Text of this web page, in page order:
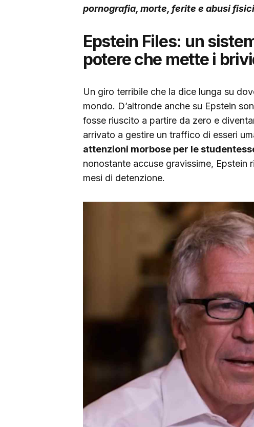
pornografia, morte, ferite e abusi fisici
Epstein Files: un
potere che mette i
Un giro terribile che la dice lunga su
mondo. D’altronde anche su Epstein
fosse riuscito a partire da zero e
arrivato a gestire un traffico di esseri
attenzioni morbose per le
nonostante accuse gravissime, Epstein
mesi di detenzione.